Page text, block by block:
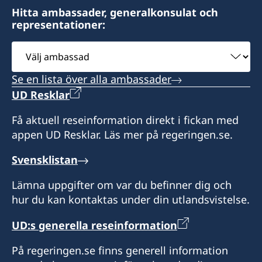
Shanghai
Harbour View Centre
56 Gloucester Road
Wanchai, Hong Kong
Vägbeskrivning: MTR till Wanchai station,
utgång A1, gångbro till Gloucester Road.
Bodi Tower 1201,
Sukhbaatar Square,
Ulan Bator, Mongolia
Måndag till fredag, kl. 09-17
Konsul
Boldkhuyag Luvsanvandan
Hitta ambassader, generalkonsulat och
representationer:
Välj
ambassad
Se en lista över alla ambassader
UD Resklar
Få aktuell reseinformation direkt i fickan med
appen UD Resklar. Läs mer på regeringen.se.
Svensklistan
Lämna uppgifter om var du befinner dig och
hur du kan kontaktas under din utlandsvistelse.
UD:s generella reseinformation
På regeringen.se finns generell information